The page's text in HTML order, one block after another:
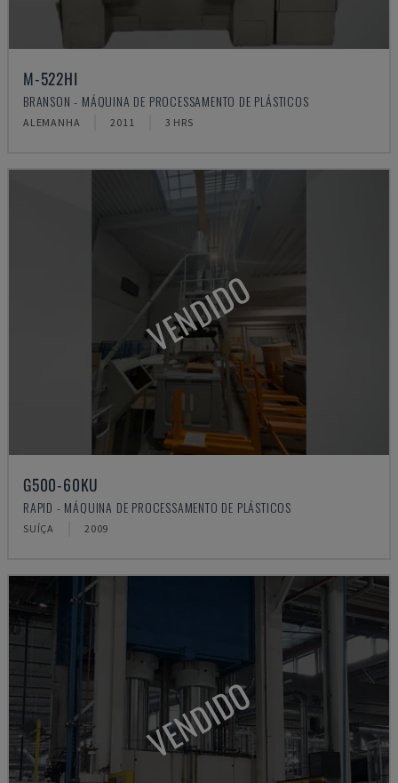
M-522HI
BRANSON - MÁQUINA DE PROCESSAMENTO DE PLÁSTICOS
ALEMANHA 2011 3 HRS
VENDIDO
G500-60KU
RAPID - MÁQUINA DE PROCESSAMENTO DE PLÁSTICOS
SUÍÇA 2009
VENDIDO